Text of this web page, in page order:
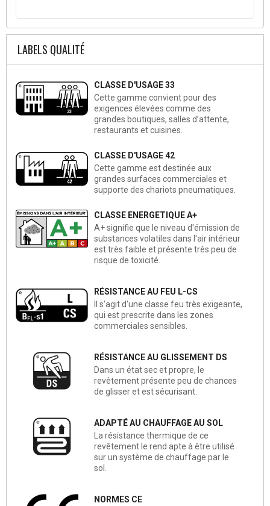
LABELS QUALITÉ
CLASSE D'USAGE 33
Cette gamme convient pour des
exigences élevées comme des
grandes boutiques, salles d’attente,
restaurants et cuisines.
CLASSE D'USAGE 42
Cette gamme est destinée aux
grandes surfaces commerciales et
supporte des chariots pneumatiques.
CLASSE ENERGETIQUE A+
A+ signifie que le niveau d'émission de
substances volatiles dans l'air intérieur
est très faible et présente très peu de
risque de toxicité.
RÉSISTANCE AU FEU L-CS
Il s'agit d'une classe feu très exigeante,
qui est prescrite dans les zones
commerciales sensibles.
RÉSISTANCE AU GLISSEMENT DS
Dans un état sec et propre, le
revêtement présente peu de chances
de glisser et est sécurisant.
ADAPTÉ AU CHAUFFAGE AU SOL
La résistance thermique de ce
revêtement le rend apte à être utilisé
sur un système de chauffage par le
sol.
NORMES CE